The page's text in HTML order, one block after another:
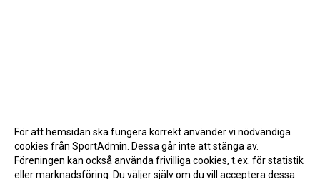
För att hemsidan ska fungera korrekt använder vi nödvändiga
cookies från SportAdmin. Dessa går inte att stänga av.
Föreningen kan också använda frivilliga cookies, t.ex. för statistik
eller marknadsföring. Du väljer själv om du vill acceptera dessa.